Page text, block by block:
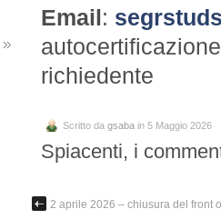
Email:
richiedente
Scritto da gsaba in 5 Maggio 2026
Spiacenti, i
2 aprile 2026 – chiusura del front